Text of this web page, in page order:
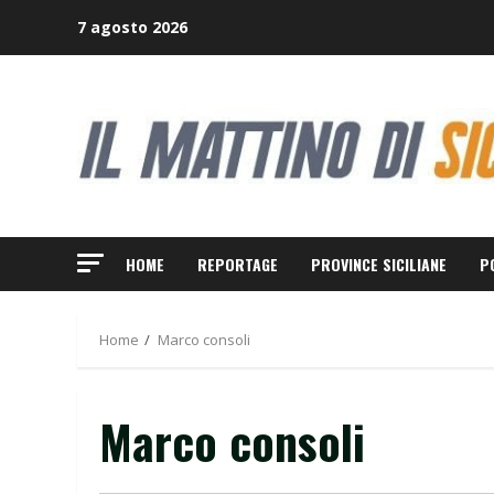
7 agosto 2026
HOME REPORTAGE PROVINCE SICILIANE
Home Marco consoli
Marco consoli